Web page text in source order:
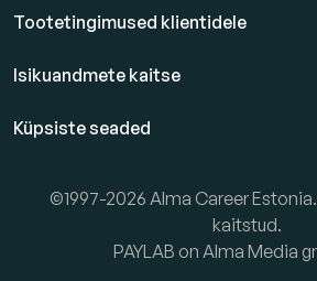
Tootetingimused klientidele
Isikuandmete kaitse
Küpsiste seaded
©1997-2026 Alma Career
kaitstud.
PAYLAB on Alma Media